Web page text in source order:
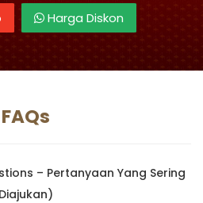
Harga Diskon
FAQs
– Pertanyaan Yang Sering
Diajukan)